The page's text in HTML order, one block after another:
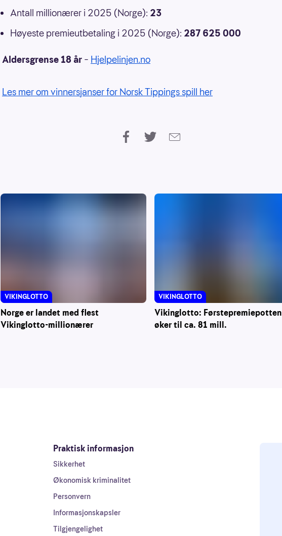
Antall millionærer i 2025 (Norge): 23
Høyeste premieutbetaling i 2025 (Norge): 287 625 000
Aldersgrense 18 år – Hjelpelinjen.no
Les mer om vinnersjanser for Norsk Tippings spill her
Norge er landet med flest
Vikinglotto-millionærer
VIKINGLOTTO
Vikinglotto: Førstepremiepotten
øker til ca. 81 mill.
VIKINGLOTTO
Praktisk informasjon
Sikkerhet
Økonomisk kriminalitet
Personvern
Informasjonskapsler
Tilgjengelighet